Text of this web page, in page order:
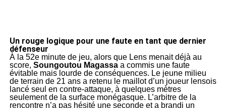
Un rouge logique pour une faute en tant que dernier
défenseur
À la 52e minute de jeu, alors que Lens menait déjà au
score, Soungoutou Magassaa commis une faute
évitable mais lourde de conséquences. Le jeune milieu
de terrain de 21 ans a retenu le maillot d’un joueur lensois
lancé seul en contre-attaque, à quelques mètres
seulement de la surface monégasque. L’arbitre de la
rencontre n’a pas hésité une seconde et a brandi un